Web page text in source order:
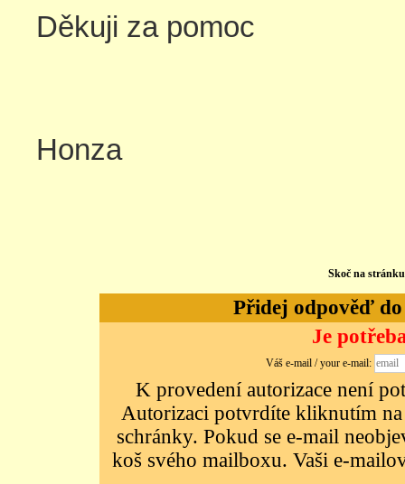
Děkuji za pomoc
Honza
Skoč na
Přidej odpověď
Je
Váš e-mail / your e-mail:
K provedení autorizace není
Autorizaci potvrdíte kliknutím na
schránky. Pokud se e-mail
koš svého mailboxu. Vaši e-